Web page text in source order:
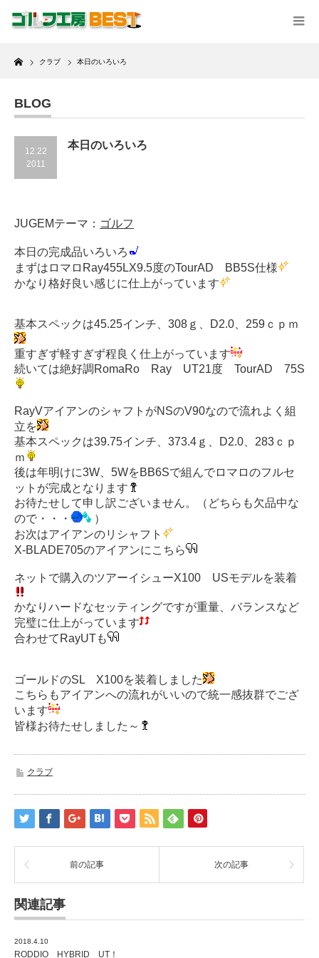
Home
クラブ 本日のいろいろ
BLOG
12.22
2011
本日のいろいろ
JUGEMテーマ： ゴルフ
本日の完成品いろいろ
まずはロマロRay455LX9.5度のTourAD BB5S仕様
かなり格好良い感じに仕上がっています
基本スペックは45.25インチ、308ｇ、D2.0、259ｃｐｍ
重すぎず軽すぎず程良く仕上がっています
続いては絶好調RomaRo Ray UT21度 TourAD 75S
RayVアイアンのシャフトがNSのV90なので流れよく組
立を
基本スペックは39.75インチ、373.4ｇ、D2.0、283ｃｐ
ｍ
後は年明けに3W、5WをBB6Sで組んでロマロのフルセ
ットが完成となります
お待たせして申し訳ございません。（どちらも欠品中な
ので・・・
）
お次はアイアンのリシャフト
X-BLADE705のアイアンにこちら
ネットで購入のツアーイシューX100 USモデルを装着
かなりハードなセッティングですが重量、バランスなど
完璧に仕上がっています
合わせてRayUTも
ゴールドのSL X100を装着しました
こちらもアイアンへの流れがいいので統一感抜群でござ
います
皆様お待たせしました～
クラブ
前の記事 次の記事
関連記事
2018.4.10
RODDIO HYBRID UT！